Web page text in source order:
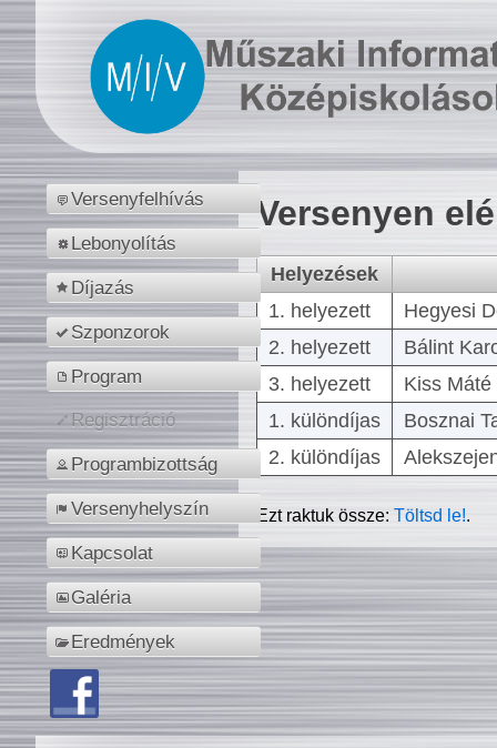
Versenyfelhívás
Lebonyolítás
Díjazás
Szponzorok
Program
Regisztráció
Programbizottság
Versenyhelyszín
Kapcsolat
Galéria
Eredmények
Versenyen
Helyezések
1. helyezett
Hegyesi
2. helyezett
Bálint
3. helyezett
Kiss
1. különdíjas
Bosznai
2. különdíjas
Ezt raktuk össze:Töltsd le!.